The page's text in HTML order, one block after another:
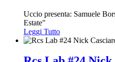
Uccio presenta: Samuele
Estate"
Leggi Tutto